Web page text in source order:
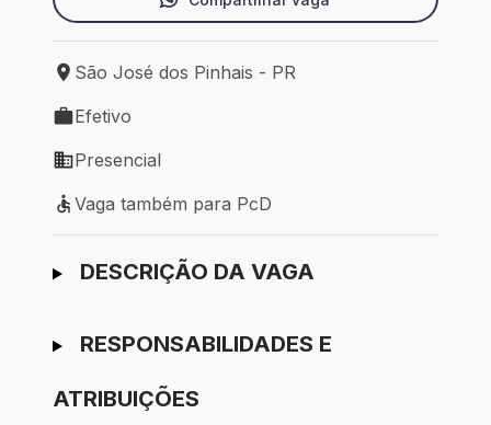
Local de trabalho: São José dos Pinhais - PR
São José dos Pinhais - PR
Tipo de vaga: Efetivo
Efetivo
Modelo de trabalho: Presencial
Presencial
Vaga também para PcD
Vaga também para PcD
Ir para candidatura
DESCRIÇÃO DA VAGA
RESPONSABILIDADES E
ATRIBUIÇÕES